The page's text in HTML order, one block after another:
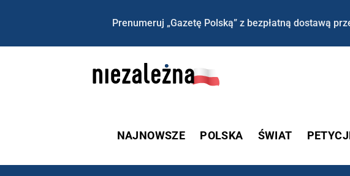
Prenumeruj „Gazetę Polską” z bezpłatną dostawą
NAJNOWSZE POLSKA ŚWIAT